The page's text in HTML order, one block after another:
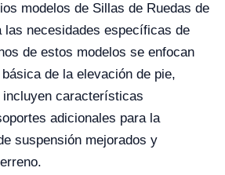
modelos de Sillas de Ruedas de
las necesidades específicas de
de estos modelos se enfocan
de la elevación de pie,
características
adicionales para la
suspensión mejorados y